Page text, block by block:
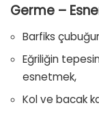
Germe –
Barfiks
Eğriliğin
esnetmek,
Kol ve bacak